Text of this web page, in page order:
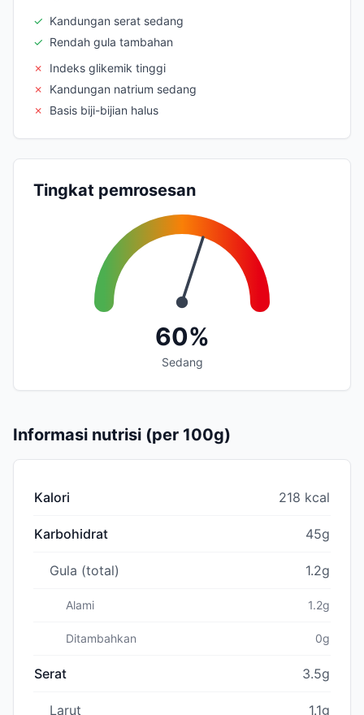
✓ Kandungan serat sedang
✓ Rendah gula tambahan
✗
Indeks glikemik tinggi
✗
Kandungan natrium sedang
✗
Basis biji-bijian halus
Tingkat pemrosesan
60%
Sedang
Informasi nutrisi (per 100g)
Kalori 218 kcal
Karbohidrat 45g
Gula (total) 1.2g
Alami 1.2g
Ditambahkan 0g
Serat 3.5g
Larut 1.1g